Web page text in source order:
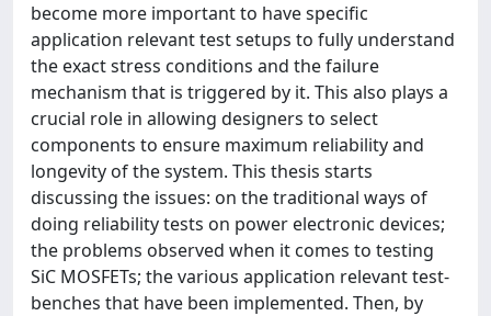
become more important to have specific
application relevant test setups to fully understand
the exact stress conditions and the failure
mechanism that is triggered by it. This also plays a
crucial role in allowing designers to select
components to ensure maximum reliability and
longevity of the system. This thesis starts
discussing the issues: on the traditional ways of
doing reliability tests on power electronic devices;
the problems observed when it comes to testing
SiC MOSFETs; the various application relevant test-
benches that have been implemented. Then, by